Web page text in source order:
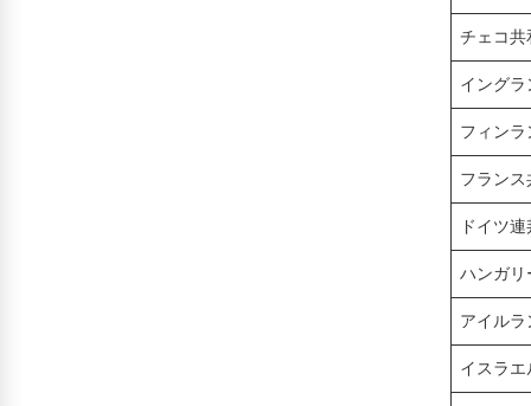
チェコ共
イングラ
フィンラ
フランス
ドイツ
ハンガリ
アイルラ
イスラエ